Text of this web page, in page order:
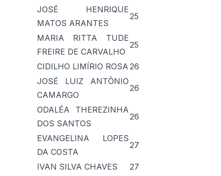
JOSÉ HENRIQUE
MATOS ARANTES
25
MARIA RITTA TUDE
FREIRE DE CARVALHO
25
CIDILHO LIMÍRIO ROSA 26
JOSÉ LUIZ ANTÔNIO
CAMARGO
26
ODALÉA THEREZINHA
DOS SANTOS
26
EVANGELINA LOPES
DA COSTA
27
IVAN SILVA CHAVES
27